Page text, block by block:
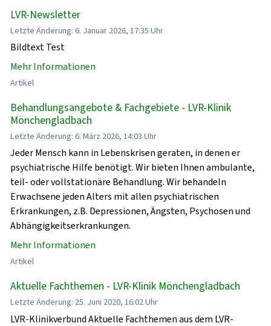
LVR-Newsletter
Letzte Änderung: 6. Januar 2026, 17:35 Uhr
Bildtext Test
Mehr Informationen
Artikel
Behandlungsangebote & Fachgebiete - LVR-Klinik
Mönchengladbach
Letzte Änderung: 6. März 2026, 14:03 Uhr
Jeder Mensch kann in Lebenskrisen geraten, in denen er
psychiatrische Hilfe benötigt. Wir bieten Ihnen ambulante,
teil- oder vollstationäre Behandlung. Wir behandeln
Erwachsene jeden Alters mit allen psychiatrischen
Erkrankungen, z.B. Depressionen, Ängsten, Psychosen und
Abhängigkeitserkrankungen.
Mehr Informationen
Artikel
Aktuelle Fachthemen - LVR-Klinik Mönchengladbach
Letzte Änderung: 25. Juni 2020, 16:02 Uhr
LVR-Klinikverbund Aktuelle Fachthemen aus dem LVR-